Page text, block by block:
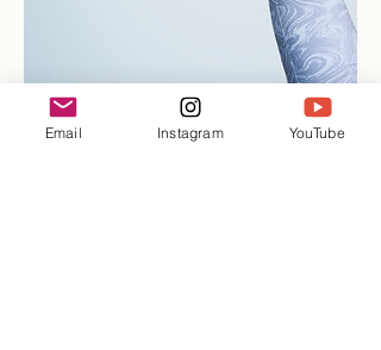
Email Instagram YouTube